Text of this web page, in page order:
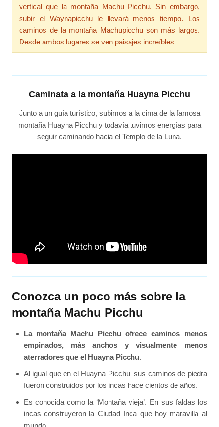
vertical que la montaña Machu Picchu. Sin embargo,
subir el Waynapicchu le llevará menos tiempo. Los
caminos de la montaña Machupicchu son más largos.
Desde ambos lugares se ven paisajes increíbles.
Caminata a la montaña Huayna Picchu
Junto a un guía turístico, subimos a la cima de la famosa
montaña Huayna Picchu y todavía tuvimos energías para
seguir caminando hacia el Templo de la Luna.
Conozca un poco más sobre la
montaña Machu Picchu
La montaña Machu Picchu ofrece caminos menos
empinados, más anchos y visualmente menos
aterradores que el Huayna Picchu.
Al igual que en el Huayna Picchu, sus caminos de piedra
fueron construidos por los incas hace cientos de años.
Es conocida como la ‘Montaña vieja’. En sus faldas los
incas construyeron la Ciudad Inca que hoy maravilla al
mundo.